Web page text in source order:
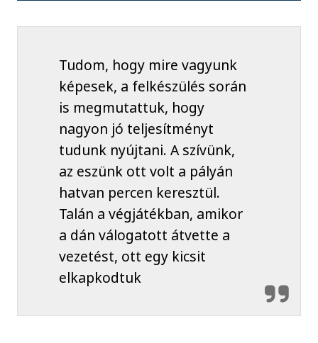
Tudom, hogy mire vagyunk
képesek, a felkészülés során
is megmutattuk, hogy
nagyon jó teljesítményt
tudunk nyújtani. A szívünk,
az eszünk ott volt a pályán
hatvan percen keresztül.
Talán a végjátékban, amikor
a dán válogatott átvette a
vezetést, ott egy kicsit
elkapkodtuk